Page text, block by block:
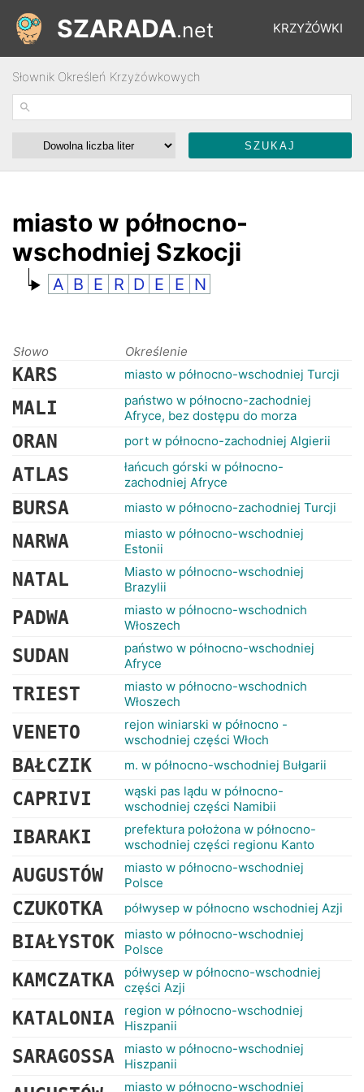
KRZYŻÓWKI
ŁAMIGŁÓWKI
RANKINGI
SZARADA.net
Słownik Określeń Krzyżówkowych
miasto w północno-
wschodniej Szkocji
A B E R D E E N
Słowo Określenie
KARS miasto w północno-wschodniej Turcji
MALI
państwo w północno-zachodniej
Afryce, bez dostępu do morza
ORAN port w północno-zachodniej Algierii
ATLAS
łańcuch górski w północno-
zachodniej Afryce
BURSA miasto w północno-zachodniej Turcji
NARWA
miasto w północno-wschodniej
Estonii
NATAL
Miasto w północno-wschodniej
Brazylii
PADWA
miasto w północno-wschodnich
Włoszech
SUDAN
państwo w północno-wschodniej
Afryce
TRIEST
miasto w północno-wschodnich
Włoszech
VENETO
rejon winiarski w północno -
wschodniej części Włoch
BAŁCZIK m. w północno-wschodniej Bułgarii
CAPRIVI
wąski pas lądu w północno-
wschodniej części Namibii
IBARAKI
prefektura położona w północno-
wschodniej części regionu Kanto
AUGUSTÓW
miasto w północno-wschodniej
Polsce
CZUKOTKA półwysep w północno wschodniej Azji
BIAŁYSTOK
miasto w północno-wschodniej
Polsce
KAMCZATKA
półwysep w północno-wschodniej
części Azji
KATALONIA
region w północno-wschodniej
Hiszpanii
SARAGOSSA
miasto w północno-wschodniej
Hiszpanii
miasto w północno-wschodniej